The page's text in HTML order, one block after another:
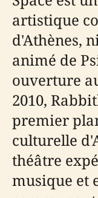
artistique
d'Athènes,
animé de
ouverture
2010,
premier
culturelle
théâtre
musique et